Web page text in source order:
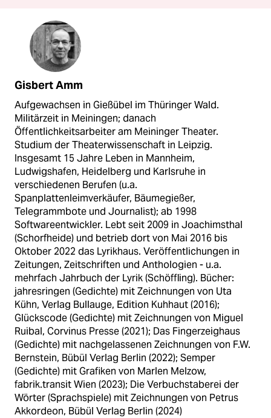
Gisbert Amm
Aufgewachsen in Gießübel im Thüringer Wald.
Militärzeit in Meiningen; danach
Öffentlichkeitsarbeiter am Meininger Theater.
Studium der Theaterwissenschaft in Leipzig.
Insgesamt 15 Jahre Leben in Mannheim,
Ludwigshafen, Heidelberg und Karlsruhe in
verschiedenen Berufen (u.a.
Spanplattenleimverkäufer, Bäumegießer,
Telegrammbote und Journalist); ab 1998
Softwareentwickler. Lebt seit 2009 in Joachimsthal
(Schorfheide) und betrieb dort von Mai 2016 bis
Oktober 2022 das Lyrikhaus. Veröffentlichungen in
Zeitungen, Zeitschriften und Anthologien - u.a.
mehrfach Jahrbuch der Lyrik (Schöffling). Bücher:
jahresringen (Gedichte) mit Zeichnungen von Uta
Kühn, Verlag Bullauge, Edition Kuhhaut (2016);
Glückscode (Gedichte) mit Zeichnungen von Miguel
Ruibal, Corvinus Presse (2021); Das Fingerzeighaus
(Gedichte) mit nachgelassenen Zeichnungen von F.W.
Bernstein, Bübül Verlag Berlin (2022); Semper
(Gedichte) mit Grafiken von Marlen Melzow,
fabrik.transit Wien (2023); Die Verbuchstaberei der
Wörter (Sprachspiele) mit Zeichnungen von Petrus
Akkordeon, Bübül Verlag Berlin (2024)